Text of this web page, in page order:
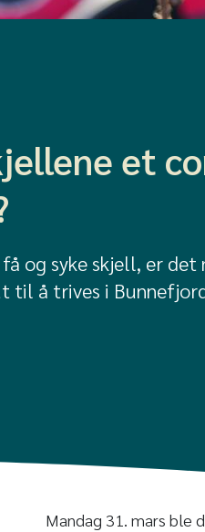
et
og syke skjell, er
til å trives i
Mandag 31. mars ble